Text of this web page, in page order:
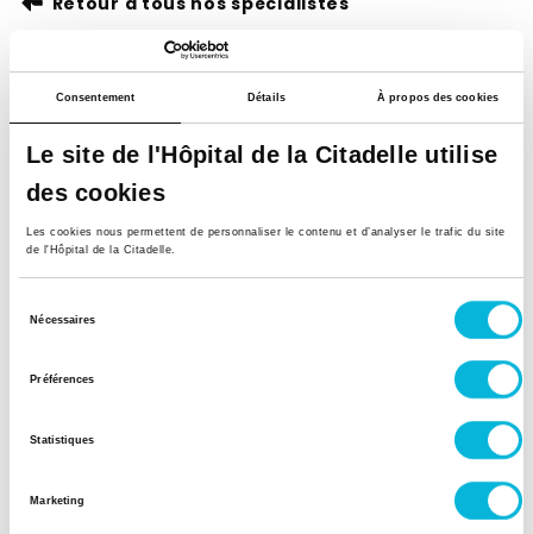
Consentement Détails À propos des cookies
Le site de l'Hôpital de la Citadelle utilise
des cookies
Les cookies nous permettent de personnaliser le contenu et d’analyser le trafic du site
de l'Hôpital de la Citadelle.
Nécessaires
Préférences
Statistiques
Marketing
Soutenez notre Fondation
Votre don à la Fondation permet de
directement le bien-être des patients et